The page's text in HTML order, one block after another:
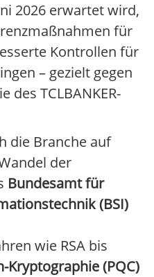
2026 erwartet wird,
für
Kontrollen für
– gezielt gegen
des TCLBANKER-
die Branche auf
der
Bundesamt für
(BSI)
wie RSA bis
Kryptographie (PQC)